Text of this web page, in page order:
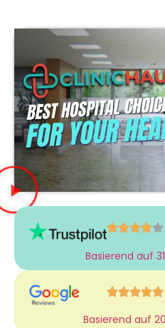
Basierend auf
Basierend auf